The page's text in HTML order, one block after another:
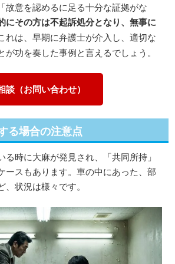
故意を認めるに足る十分な証拠がな
にその方は不起訴処分となり、無事に
れは、早期に弁護士が介入し、適切な
が功を奏した事例と言えるでしょう。
（お問い合わせ）
る場合の注意点
時に大麻が発見され、「共同所持」
ースもあります。車の中にあった、部
状況は様々です。